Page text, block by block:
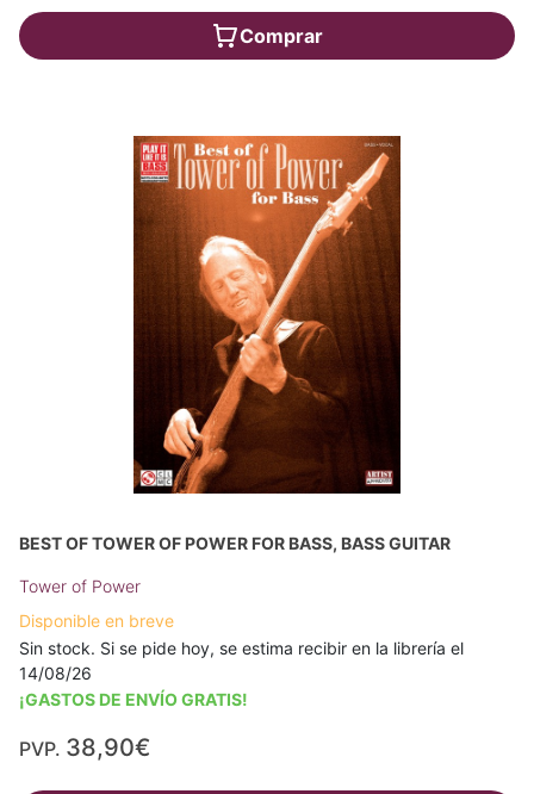
Comprar
BEST OF TOWER OF POWER FOR BASS, BASS GUITAR
Tower of Power
Disponible en breve
Sin stock. Si se pide hoy, se estima recibir en la librería el
14/08/26
¡GASTOS DE ENVÍO GRATIS!
PVP. 38,90€